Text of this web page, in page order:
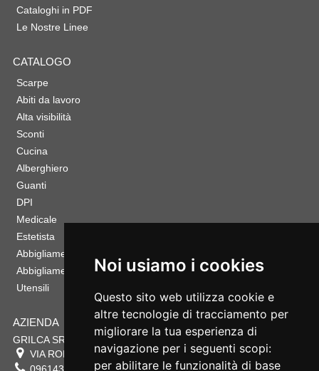
Noi usiamo i cookies
Questo sito web utilizza cookie e
altre tecnologie di tracciamento per
migliorare la tua esperienza di
navigazione per i seguenti scopi:
per abilitare le funzionalità di base
Cataloghi in PDF
Le Nostre Linee
CATALOGO
Scarpe
Abiti da lavoro
Alta visibilità
Sconti
Cucina
Alberghiero
Guanti
DPI
Medicale
Estetista
Abbigliamento Sportivo
Abbigliamento Bambino
Utensili
AZIENDA
GRILCA SRL
VIA ROMA 180 88054 SERSALE CZ